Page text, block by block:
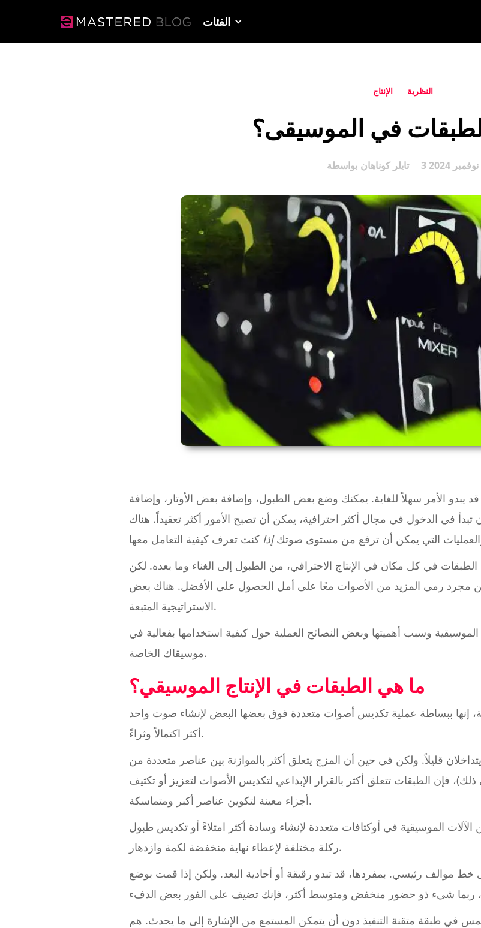
الفئات
الإنتاج النظرية
في الموسيقى؟
بواسطة تايلر كوناهان 3 نوفمبر 2024
يبدو الأمر سهلاً للغاية. يمكنك وضع بعض الطبول، وإضافة بعض الأوتار، وإضافة
في الدخول في مجال أكثر احترافية، يمكن أن تصبح الأمور أكثر تعقيداً. هناك
التي يمكن أن ترفع من مستوى صوتكإذا
الطبقات في كل مكان في الإنتاج الاحترافي، من الطبول إلى الغناء وما بعده. لكن
مجرد رمي المزيد من الأصوات معًا على أمل الحصول على الأفضل. هناك بعض
الاستراتيجية المتبعة.
وسبب أهميتها وبعض النصائح العملية حول كيفية استخدامها بفعالية في
موسيقاك الخاصة.
ما هي الطبقات في الإنتاج الموسيقي؟
إنها ببساطة عملية تكديس أصوات متعددة فوق بعضها البعض لإنشاء صوت واحد
أكثر اكتمالاً وثراءً.
يتداخلان قليلاً. ولكن في حين أن المزج يتعلق أكثر بالموازنة بين عناصر متعددة من
فإن الطبقات تتعلق أكثر بالقرار الإبداعي لتكديس الأصوات لتعزيز أو تكثيف
أجزاء معينة لتكوين عناصر أكبر ومتماسكة.
الموسيقية في أوكتافات متعددة لإنشاء وسادة أكثر امتلاءً أو تكديس طبول
ركلة مختلفة لإعطاء نهاية منخفضة لكمة وازدهار.
موالف رئيسي. بمفردها، قد تبدو رقيقة أو أحادية البعد. ولكن إذا قمت بوضع
في طبقة متقنة التنفيذ دون أن يتمكن المستمع من الإشارة إلى ما يحدث. هم